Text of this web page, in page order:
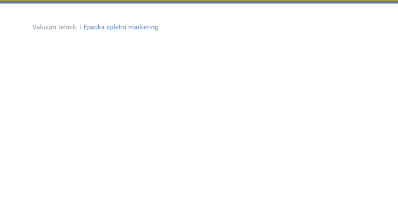
Vakuum tehnik | Epacka spletni marketing